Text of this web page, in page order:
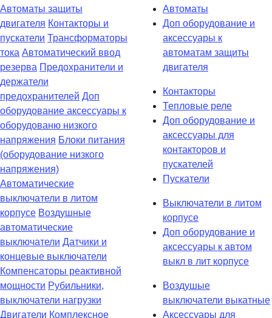
Автоматы защиты
двигателя Контакторы и
пускатели Трансформаторы
тока Автоматический ввод
резерва Предохранители и
держатели
предохранителей Доп
оборудование аксессуары к
оборудованю низкого
напряжения Блоки питания
(оборудование низкого
напряжения)
Автоматические
выключатели в литом
корпусе Воздушные
автоматические
выключатели Датчики и
концевые выключатели
Компенсаторы реактивной
мощности Рубильники,
выключатели нагрузки
Двигатели Комплексное
Автоматы
Доп оборудование и
аксессуары к
автоматам защиты
двигателя
Контакторы
Тепловые реле
Доп оборудование и
аксессуары для
контакторов и
пускателей
Пускатели
Выключатели в литом
корпусе
Доп оборудование и
аксессуары к автом
выкл в лит корпусе
Воздушые
выключатели выкатные
Аксессуары для